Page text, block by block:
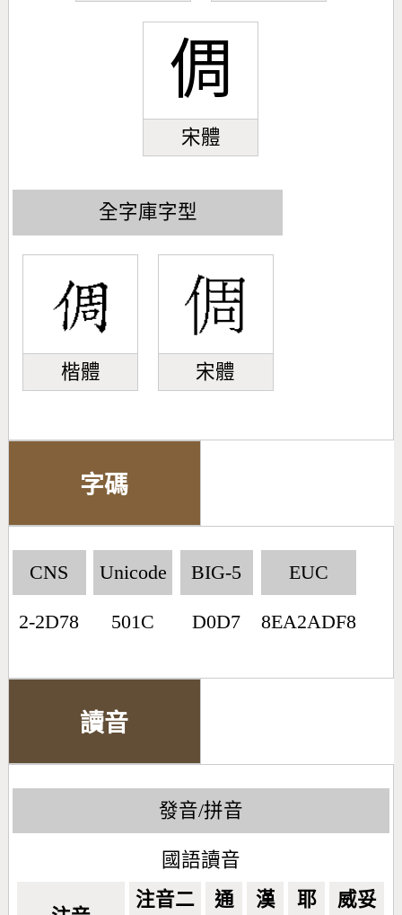
倜
宋體
全字庫字型
楷體 宋體
字碼
CNS
2-2D78
Unicode
501C
BIG-5
D0D7
EUC
8EA2ADF8
讀音
發音/拼音
國語讀音
注音二 通 漢 耶 威妥